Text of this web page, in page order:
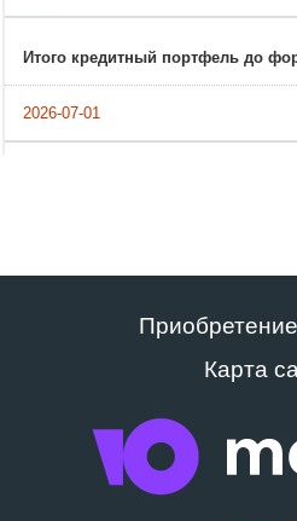
Итого кредитный портфель до
Карта